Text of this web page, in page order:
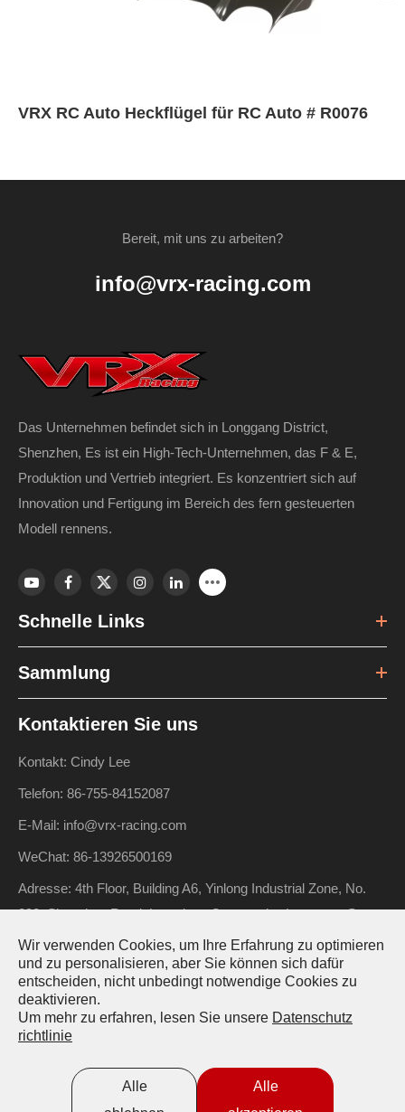
VRX RC Auto Heckflügel für RC Auto # R0076
Bereit, mit uns zu arbeiten?
info@vrx-racing.com
Das Unternehmen befindet sich in Longgang District,
Shenzhen, Es ist ein High-Tech-Unternehmen, das F & E,
Produktion und Vertrieb integriert. Es konzentriert sich auf
Innovation und Fertigung im Bereich des fern gesteuerten
Modell rennens.
Schnelle Links
Sammlung
Kontaktieren Sie uns
Kontakt: Cindy Lee
Telefon: 86-755-84152087
E-Mail: info@vrx-racing.com
WeChat: 86-13926500169
Adresse: 4th Floor, Building A6, Yinlong Industrial Zone, No.
292, Shenshan Road, Longdong Community, Longgang Street,
Longgang District, Shenzhen, Guangdong, China
Urheberrecht ©Riverhobby Tech (Shenzhen) Co., Ltd.Alle
Rechte vorbehalten.
Datenschutzrichtlinie
Wir verwenden Cookies, um Ihre Erfahrung zu optimieren
und zu personalisieren, aber Sie können sich dafür
entscheiden, nicht unbedingt notwendige Cookies zu
deaktivieren.
Um mehr zu erfahren, lesen Sie unsere Datenschutz
richtlinie
Alle
Alle